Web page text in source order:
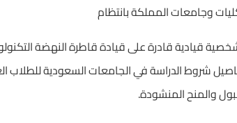
وجامعات المملكة بانتظام
قيادية قادرة على قيادة قاطرة النهضة
شروط الدراسة في الجامعات السعودية
والمنح المنشودة.